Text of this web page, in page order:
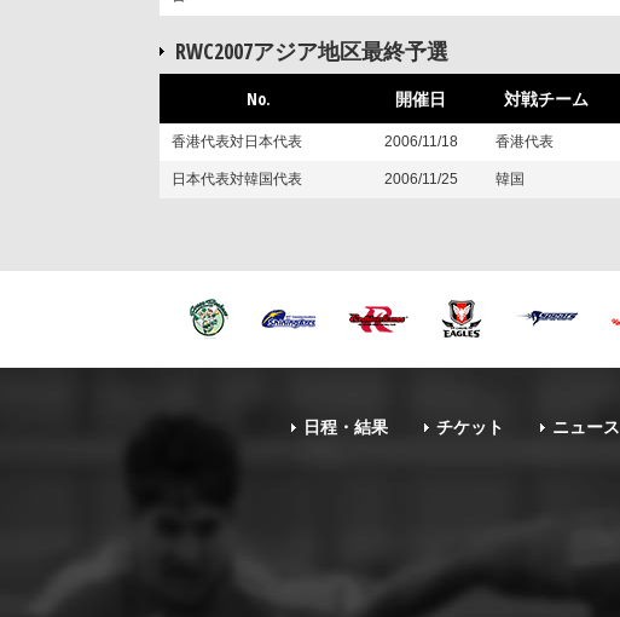
RWC2007アジア地区最終予選
No. 開催日 対戦チーム
香港代表対日本代表 2006/11/18 香港代表
日本代表対韓国代表 2006/11/25 韓国
日程・結果 チケット ニュース